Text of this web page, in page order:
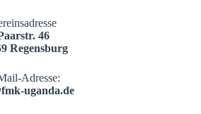
46
Regensburg
Adresse:
uganda.de